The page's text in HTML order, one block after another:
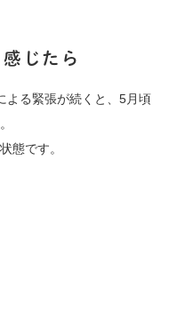
じたら
る緊張が続くと、 5月頃
態です。